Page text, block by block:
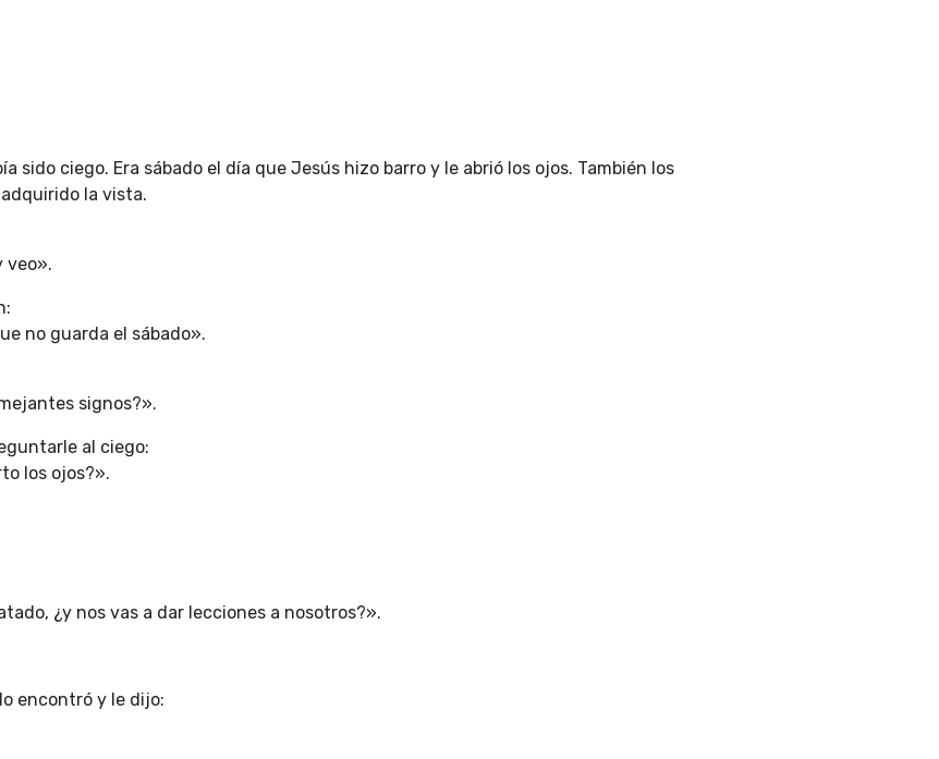
sido ciego. Era sábado el día que Jesús hizo barro y le abrió los ojos. También los
la vista.
veo».
no guarda el sábado».
signos?».
al ciego:
los ojos?».
¿y nos vas a dar lecciones a nosotros?».
encontró y le dijo: